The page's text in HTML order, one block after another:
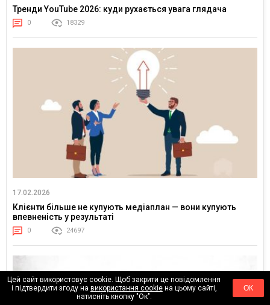
Тренди YouTube 2026: куди рухається увага глядача
0 18329
17.02.2026
Клієнти більше не купують медіаплан — вони купують
впевненість у результаті
0 24697
Цей сайт використовує cookie. Щоб закрити це повідомлення
і підтвердити згоду на використання cookieна цьому сайті,
натисніть кнопку "Ок".
ОК